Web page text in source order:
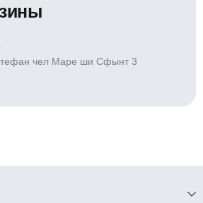
чел Маре ши Сфынт 3